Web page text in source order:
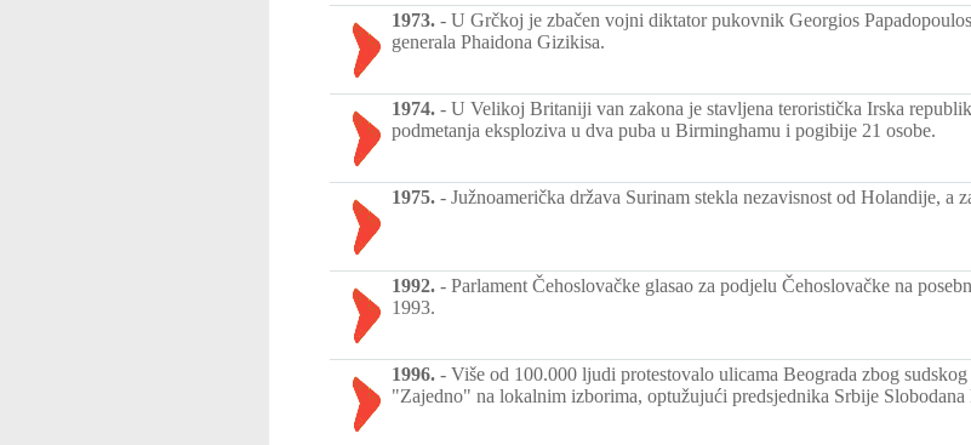
1973. - U Grčkoj je zbačen vojni diktator pukovnik Georgios
generala Phaidona Gizikisa.
1974. - U Velikoj Britaniji van zakona je stavljena teroristička Irska
podmetanja eksploziva u dva puba u Birminghamu i pogibije 21 osobe.
1975. - Južnoamerička država Surinam stekla nezavisnost od Holandije, a
1992. - Parlament Čehoslovačke glasao za podjelu Čehoslovačke na
1993.
1996. - Više od 100.000 ljudi protestovalo ulicama Beograda zbog
"Zajedno" na lokalnim izborima, optužujući predsjednika Srbije